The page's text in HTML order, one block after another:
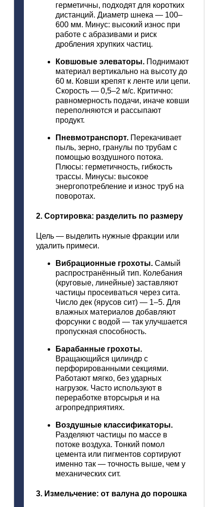
герметичны, подходят для коротких
дистанций. Диаметр шнека — 100–
600 мм. Минус: высокий износ при
работе с абразивами и риск
дробления хрупких частиц.
Ковшовые элеваторы. Поднимают
материал вертикально на высоту до
60 м. Ковши крепят к ленте или цепи.
Скорость — 0,5–2 м/с. Критично:
равномерность подачи, иначе ковши
переполняются и рассыпают
продукт.
Пневмотранспорт. Перекачивает
пыль, зерно, гранулы по трубам с
помощью воздушного потока.
Плюсы: герметичность, гибкость
трассы. Минусы: высокое
энергопотребление и износ труб на
поворотах.
2. Сортировка: разделить по размеру
Цель — выделить нужные фракции или
удалить примеси.
Вибрационные грохоты. Самый
распространённый тип. Колебания
(круговые, линейные) заставляют
частицы просеиваться через сита.
Число дек (ярусов сит) — 1–5. Для
влажных материалов добавляют
форсунки с водой — так улучшается
пропускная способность.
Барабанные грохоты.
Вращающийся цилиндр с
перфорированными секциями.
Работают мягко, без ударных
нагрузок. Часто используют в
переработке вторсырья и на
агропредприятиях.
Воздушные классификаторы.
Разделяют частицы по массе в
потоке воздуха. Тонкий помол
цемента или пигментов сортируют
именно так — точность выше, чем у
механических сит.
3. Измельчение: от валуна до порошка